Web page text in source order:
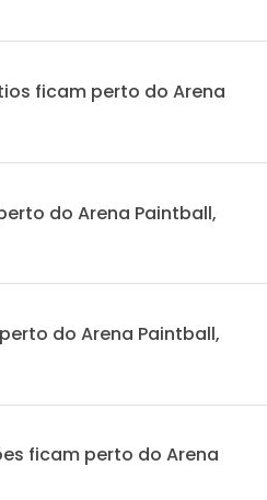
ficam perto do Arena
do Arena Paintball,
do Arena Paintball,
ficam perto do Arena